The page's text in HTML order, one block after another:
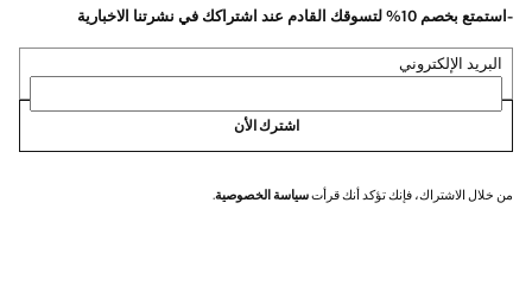
-استمتع بخصم 10% لتسوقك القادم عند اشتراكك في نشرتنا الاخبارية
البريد الإلكتروني
اشترك الأن
من خلال الاشتراك، فإنك تؤكد أنك قرأتسياسة الخصوصية.